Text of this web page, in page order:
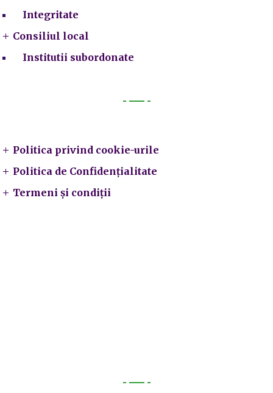
Integritate
Consiliul local
Institutii subordonate
Politica privind cookie-urile
Politica de Confidențialitate
Termeni și condiții